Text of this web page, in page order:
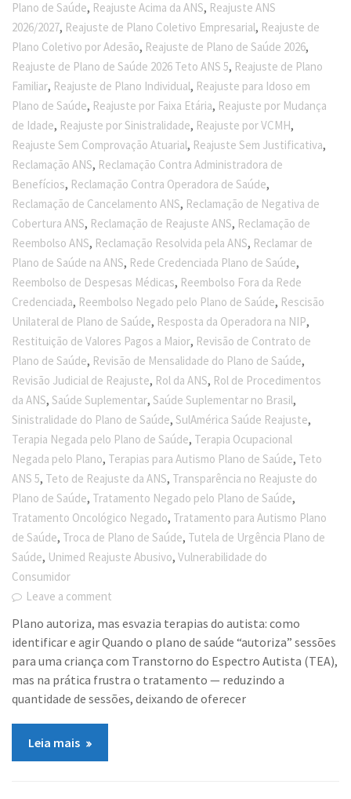
Plano de Saúde, Reajuste Acima da ANS, Reajuste ANS
2026/2027, Reajuste de Plano Coletivo Empresarial, Reajuste de
Plano Coletivo por Adesão, Reajuste de Plano de Saúde 2026,
Reajuste de Plano de Saúde 2026 Teto ANS 5, Reajuste de Plano
Familiar, Reajuste de Plano Individual, Reajuste para Idoso em
Plano de Saúde, Reajuste por Faixa Etária, Reajuste por Mudança
de Idade, Reajuste por Sinistralidade, Reajuste por VCMH,
Reajuste Sem Comprovação Atuarial, Reajuste Sem Justificativa,
Reclamação ANS, Reclamação Contra Administradora de
Benefícios, Reclamação Contra Operadora de Saúde,
Reclamação de Cancelamento ANS, Reclamação de Negativa de
Cobertura ANS, Reclamação de Reajuste ANS, Reclamação de
Reembolso ANS, Reclamação Resolvida pela ANS, Reclamar de
Plano de Saúde na ANS, Rede Credenciada Plano de Saúde,
Reembolso de Despesas Médicas, Reembolso Fora da Rede
Credenciada, Reembolso Negado pelo Plano de Saúde, Rescisão
Unilateral de Plano de Saúde, Resposta da Operadora na NIP,
Restituição de Valores Pagos a Maior, Revisão de Contrato de
Plano de Saúde, Revisão de Mensalidade do Plano de Saúde,
Revisão Judicial de Reajuste, Rol da ANS, Rol de Procedimentos
da ANS,Saúde Suplementar,Saúde Suplementar no Brasil,
Sinistralidade do Plano de Saúde,SulAmérica Saúde Reajuste,
Terapia Negada pelo Plano de Saúde, Terapia Ocupacional
Negada pelo Plano, Terapias para Autismo Plano de Saúde, Teto
ANS 5, Teto de Reajuste da ANS, Transparência no Reajuste do
Plano de Saúde, Tratamento Negado pelo Plano de Saúde,
Tratamento Oncológico Negado, Tratamento para Autismo Plano
de Saúde, Troca de Plano de Saúde, Tutela de Urgência Plano de
Saúde, Unimed Reajuste Abusivo,Vulnerabilidade do
Consumidor
Leave a comment
Plano autoriza, mas esvazia terapias do autista: como
identificar e agir Quando o plano de saúde “autoriza” sessões
para uma criança com Transtorno do Espectro Autista (TEA),
mas na prática frustra o tratamento — reduzindo a
quantidade de sessões, deixando de oferecer
Leia mais